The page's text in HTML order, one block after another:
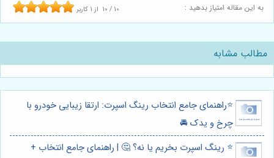
به این مقاله امتیاز بدهید : 10 / 10 از1 کاربر
مطالب مشابه
⭐️راهنمای جامع انتخاب رینگ اسپرت: ارتقا زیبایی خودرو با
چرخ و یدک 🚘
⭐️ رینگ اسپرت بخریم یا نه؟ 🤔 | راهنمای جامع انتخاب +